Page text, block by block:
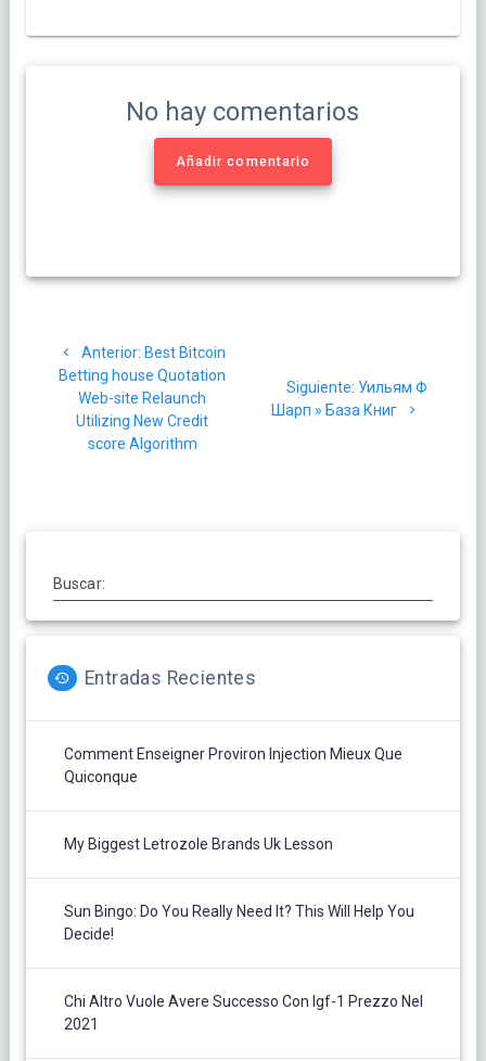
No hay comentarios
Añadir comentario
de
entradas
Anterior: Post
anterior:
Best Bitcoin
Betting house Quotation
Web-site Relaunch
Utilizing New Credit
score Algorithm
Siguiente: Siguiente
post:
Уильям Ф
Шарп » База Книг
Buscar:
Entradas Recientes
Comment Enseigner Proviron Injection Mieux Que
Quiconque
My Biggest Letrozole Brands Uk Lesson
Sun Bingo: Do You Really Need It? This Will Help You
Decide!
Chi Altro Vuole Avere Successo Con Igf-1 Prezzo Nel
2021